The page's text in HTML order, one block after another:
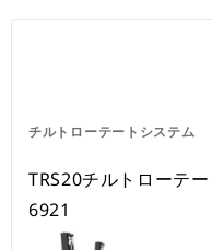
チルトローテートシステム
TRS20チルトローテ
6921